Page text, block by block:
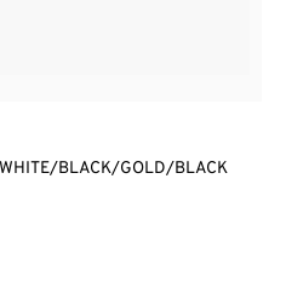
BLACK/GOLD/BLACK